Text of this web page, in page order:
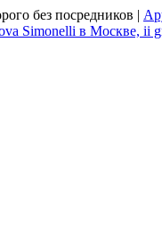
без посредников |
Simonelli в Москве, ii